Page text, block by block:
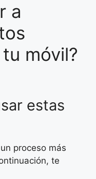
a
móvil?
estas
proceso más
te